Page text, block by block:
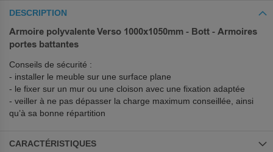
DESCRIPTION
Armoire polyvalente Verso 1000x1050mm - Bott - Armoires
portes battantes
Conseils de sécurité :
- installer le meuble sur une surface plane
- le fixer sur un mur ou une cloison avec une fixation adaptée
- veiller à ne pas dépasser la charge maximum conseillée, ainsi
qu’à sa bonne répartition
CARACTÉRISTIQUES